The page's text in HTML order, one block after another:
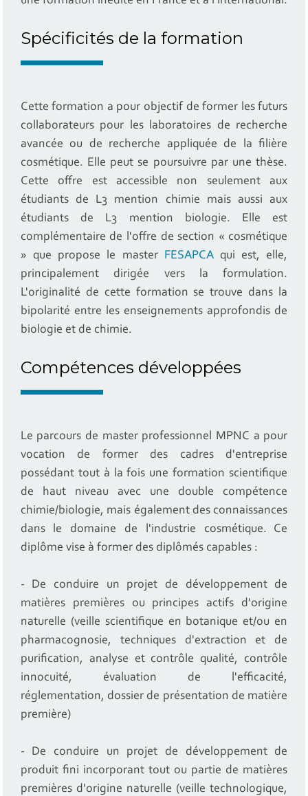
Spécificités de la formation
Cette formation a pour objectif de former les futurs
collaborateurs pour les laboratoires de recherche
avancée ou de recherche appliquée de la filière
cosmétique. Elle peut se poursuivre par une thèse.
Cette offre est accessible non seulement aux
étudiants de L3 mention chimie mais aussi aux
étudiants de L3 mention biologie. Elle est
complémentaire de l'offre de section « cosmétique
» que propose le master FESAPCAqui est, elle,
principalement dirigée vers la formulation.
L'originalité de cette formation se trouve dans la
bipolarité entre les enseignements approfondis de
biologie et de chimie.
Compétences développées
Le parcours de master professionnel MPNC a pour
vocation de former des cadres d'entreprise
possédant tout à la fois une formation scientifique
de haut niveau avec une double compétence
chimie/biologie, mais également des connaissances
dans le domaine de l'industrie cosmétique. Ce
diplôme vise à former des diplômés capables :
- De conduire un projet de développement de
matières premières ou principes actifs d'origine
naturelle (veille scientifique en botanique et/ou en
pharmacognosie, techniques d'extraction et de
purification, analyse et contrôle qualité, contrôle
innocuité, évaluation de l'efficacité,
réglementation, dossier de présentation de matière
première)
- De conduire un projet de développement de
produit fini incorporant tout ou partie de matières
premières d'origine naturelle (veille technologique,